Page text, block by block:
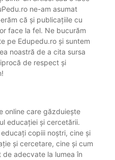
ne-am asumat
că și publicațiile cu
face la fel. Ne bucurăm
pe Edupedu.ro și suntem
noastră de a cita sursa
de respect și
online care găzduiește
educației și cercetării.
copiii noștri, cine și
și cercetare, cine și cum
adecvate la lumea în